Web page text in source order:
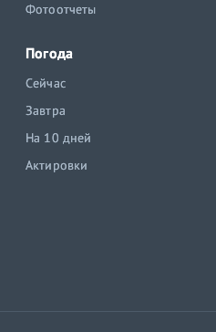
Фотоотчеты
Погода
Сейчас
Завтра
На 10 дней
Актировки